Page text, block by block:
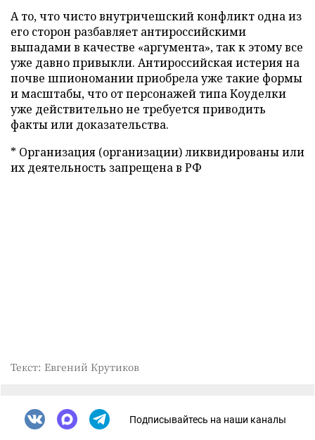
А то, что чисто внутричешский конфликт одна из
его сторон разбавляет антироссийскими
выпадами в качестве «аргумента», так к этому все
уже давно привыкли. Антироссийская истерия на
почве шпиономании приобрела уже такие формы
и масштабы, что от персонажей типа Коуделки
уже действительно не требуется приводить
факты или доказательства.
* Организация (организации) ликвидированы или
их деятельность запрещена в РФ
Текст: Евгений Крутиков
Подписывайтесь на наши каналы